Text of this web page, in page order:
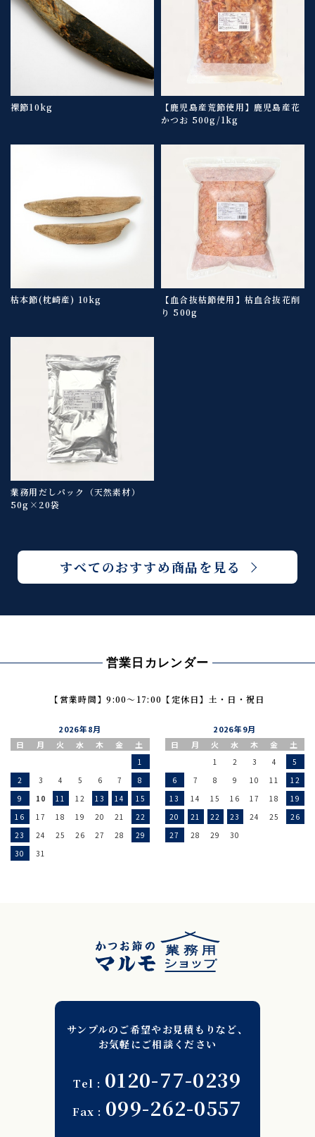
裸節10kg
【鹿児島産荒節使用】鹿児島産花
かつお 500g/1kg
枯本節(枕崎産) 10kg
【血合抜枯節使用】枯血合抜花削
り 500g
業務用だしパック（天然素材）
50g×20袋
すべてのおすすめ商品を見る
営業日カレンダー
【営業時間】9:00〜17:00 【定休日】土・日・祝日
2026年8月
日
月 火 水 木 金 土
1
2
3 4 5 6 7
8
9
10 11 12 13 14
15
16
17 18 19 20 21
22
23
24 25 26 27 28
29
30
31
2026年9月
日
月 火 水 木 金 土
1 2 3 4
5
6
7 8 9 10 11
12
13
14 15 16 17 18
19
20
21 22 23 24 25
26
27
28 29 30
サンプルのご希望やお見積もりなど、
お気軽にご相談ください
0120-77-0239
099-262-0557